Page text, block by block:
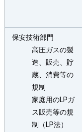
保安技術部門
高圧ガスの製
造、販売、貯
蔵、消費等の
規制
家庭用のLPガ
ス販売等の規
制（LP法）